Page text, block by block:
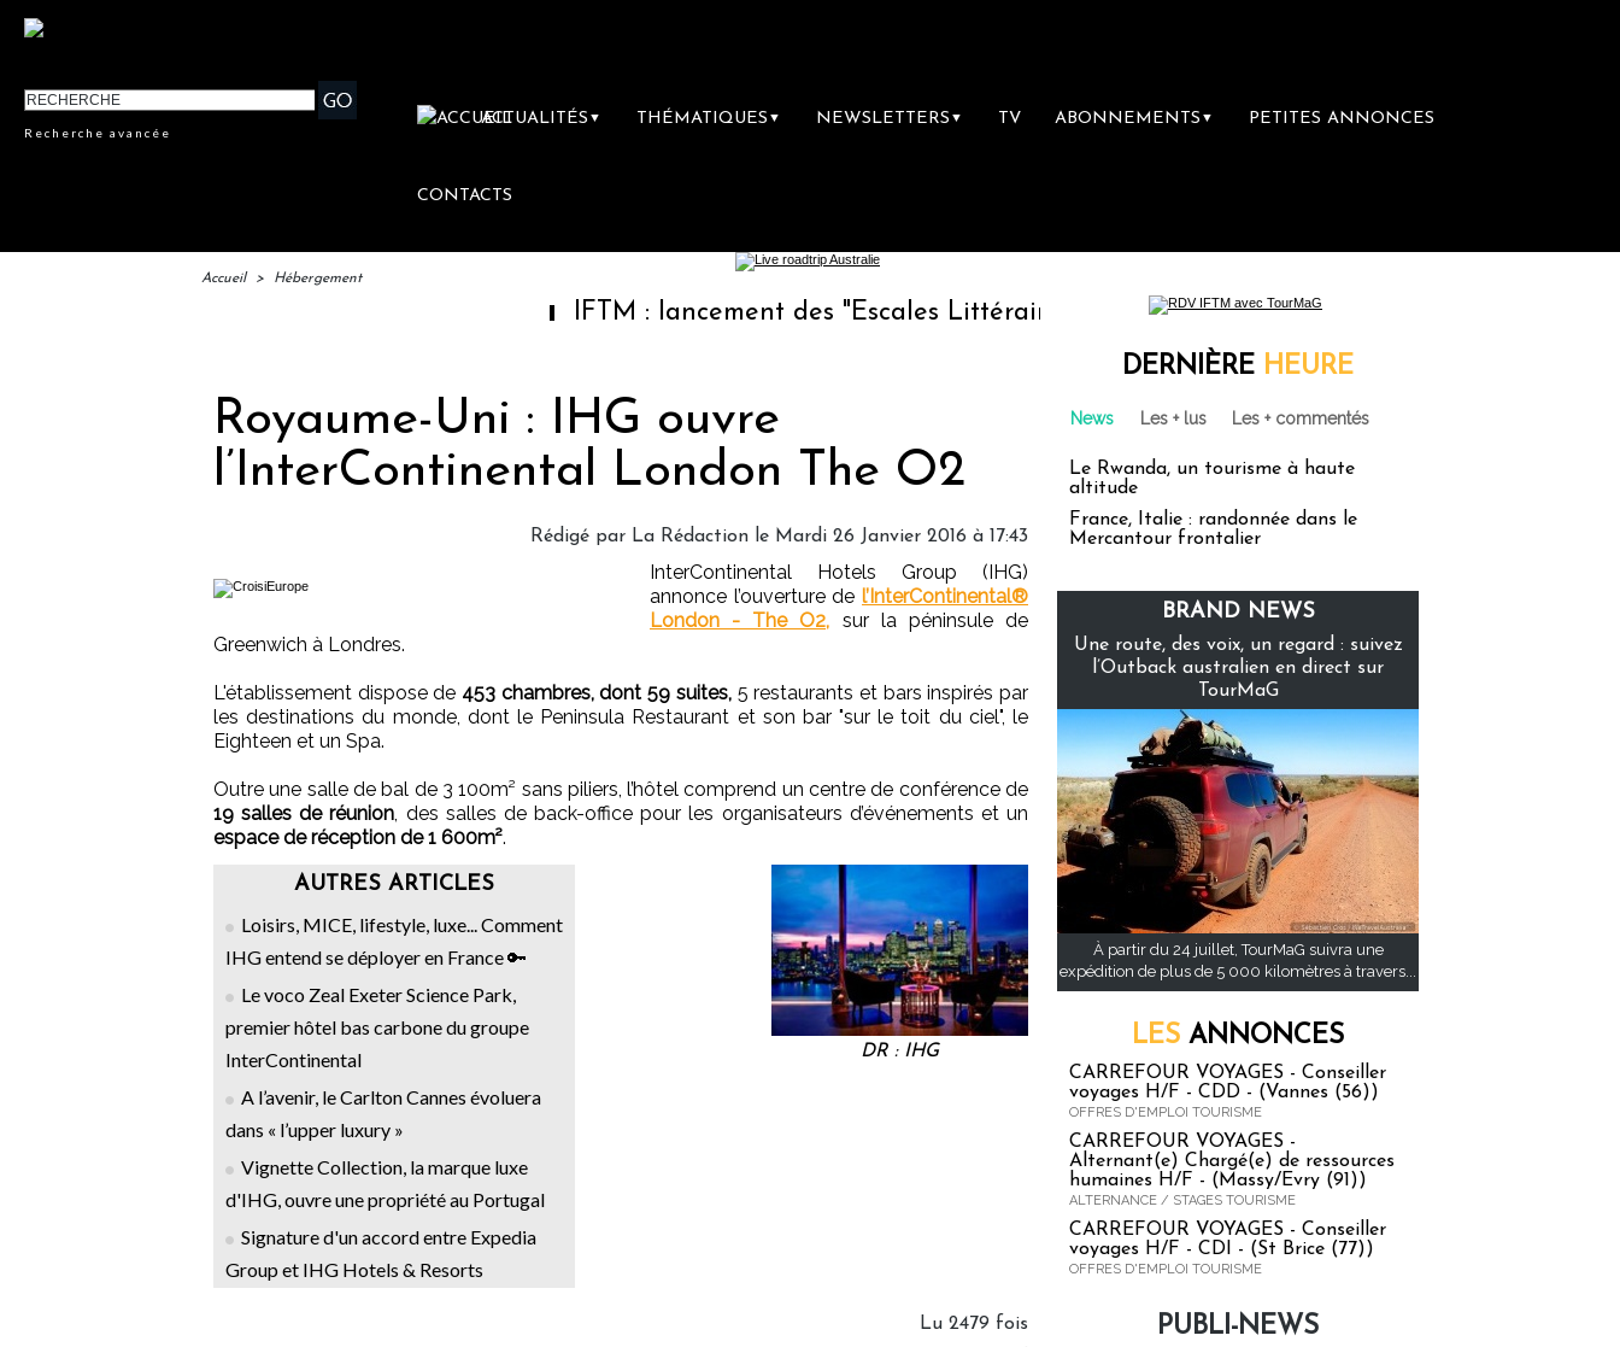
Recherche avancée
ACTUALITÉS ▼ THÉMATIQUES ▼ NEWSLETTERS ▼ TV ABONNEMENTS ▼ PETITES ANNONCES
CONTACTS
Accueil > Hébergement
IFTM : lancement des "Escales Littéraires", la première librairie du voyage
Royaume-Uni : IHG ouvre
l’InterContinental London The O2
Rédigé par La Rédaction le Mardi 26 Janvier 2016 à 17:43
InterContinental Hotels Group (IHG)
annonce l’ouverture de l’InterContinental®
London - The O2, sur la péninsule de
Greenwich à Londres.
L'établissement dispose de 453 chambres, dont 59 suites,5 restaurants et bars inspirés par
les destinations du monde, dont le Peninsula Restaurant et son bar "sur le toit du ciel", le
Eighteen et un Spa.
Outre une salle de bal de 3 100m² sans piliers, l’hôtel comprend un centre de conférence de
19 salles de réunion, des salles de back-office pour les organisateurs d’événements et un
espace de réception de 1 600m².
AUTRES ARTICLES
Loisirs, MICE, lifestyle, luxe... Comment
IHG entend se déployer en France 🔑
Le voco Zeal Exeter Science Park,
premier hôtel bas carbone du groupe
InterContinental
A l’avenir, le Carlton Cannes évoluera
dans « l’upper luxury »
Vignette Collection, la marque luxe
d'IHG, ouvre une propriété au Portugal
Signature d'un accord entre Expedia
Group et IHG Hotels & Resorts
DR : IHG
Lu 2479 fois
DERNIÈRE HEURE
News Les + lus Les + commentés
Le Rwanda, un tourisme à haute
altitude
France, Italie : randonnée dans le
Mercantour frontalier
BRAND NEWS
Une route, des voix, un regard : suivez
l’Outback australien en direct sur
TourMaG
À partir du 24 juillet, TourMaG suivra une
expédition de plus de 5 000 kilomètres à travers...
LES ANNONCES
CARREFOUR VOYAGES - Conseiller
voyages H/F - CDD - (Vannes (56))
OFFRES D'EMPLOI TOURISME
CARREFOUR VOYAGES -
Alternant(e) Chargé(e) de ressources
humaines H/F - (Massy/Evry (91))
ALTERNANCE / STAGES TOURISME
CARREFOUR VOYAGES - Conseiller
voyages H/F - CDI - (St Brice (77))
OFFRES D'EMPLOI TOURISME
PUBLI-NEWS